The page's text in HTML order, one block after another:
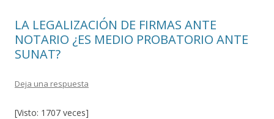
LA LEGALIZACIÓN DE FIRMAS ANTE
NOTARIO ¿ES MEDIO PROBATORIO ANTE
SUNAT?
Deja una respuesta
[Visto: 1707 veces]